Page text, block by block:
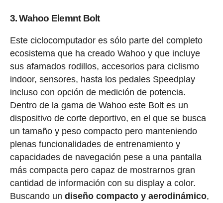
3. Wahoo Elemnt Bolt
Este ciclocomputador es sólo parte del completo
ecosistema que ha creado Wahoo y que incluye
sus afamados rodillos, accesorios para ciclismo
indoor, sensores, hasta los pedales Speedplay
incluso con opción de medición de potencia.
Dentro de la gama de Wahoo este Bolt es un
dispositivo de corte deportivo, en el que se busca
un tamaño y peso compacto pero manteniendo
plenas funcionalidades de entrenamiento y
capacidades de navegación pese a una pantalla
más compacta pero capaz de mostrarnos gran
cantidad de información con su display a color.
Buscando un diseño compacto y aerodinámico,